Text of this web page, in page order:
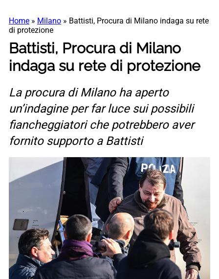
Home » Milano » Battisti, Procura di Milano indaga su rete
di protezione
Battisti, Procura di Milano
indaga su rete di protezione
La procura di Milano ha aperto
un’indagine per far luce sui possibili
fiancheggiatori che potrebbero aver
fornito supporto a Battisti